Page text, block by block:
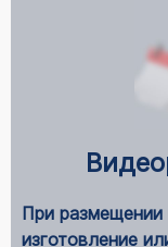
При
изготовление